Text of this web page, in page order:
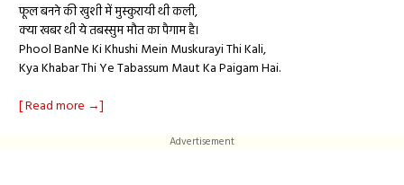
फूल बनने की खुशी में मुस्कुरायी थी कली,
क्या खबर थी ये तबस्सुम मौत का पैगाम है।
Phool BanNe Ki Khushi Mein Muskurayi Thi Kali,
Kya Khabar Thi Ye Tabassum Maut Ka Paigam Hai.
[ Read more →]
Advertisement